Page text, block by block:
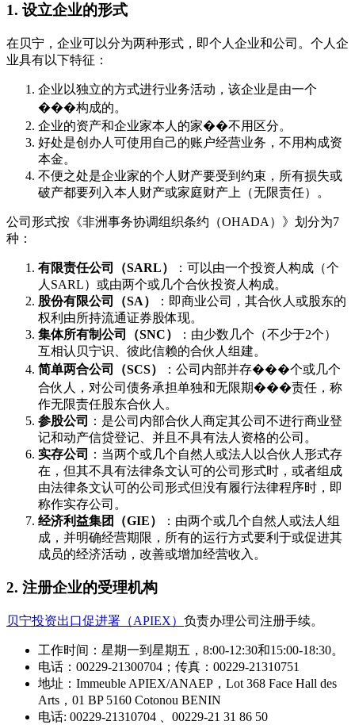
1. 设立企业的形式
在贝宁，企业可以分为两种形式，即个人企业和公司。个人企
业具有以下特征：
企业以独立的方式进行业务活动，该企业是由一个
���构成的。
企业的资产和企业家本人的家��不用区分。
好处是创办人可使用自己的账户经营业务，不用构成资
本金。
不便之处是企业家的个人财产要受到约束，所有损失或
破产都要列入本人财产或家庭财产上（无限责任）。
公司形式按《非洲事务协调组织条约（OHADA）》划分为7
种：
有限责任公司（SARL）
：可以由一个投资人构成（个
人SARL）或由两个或几个合伙投资人构成。
股份有限公司（SA）
：即商业公司，其合伙人或股东的
权利由所持流通证券股体现。
集体所有制公司（SNC）
：由少数几个（不少于2个）
互相认贝宁识、彼此信赖的合伙人组建。
简单两合公司（SCS）
：公司内部并存���个或几个
合伙人，对公司债务承担单独和无限期���责任，称
作无限责任股东合伙人。
参股公司
：是公司内部合伙人商定其公司不进行商业登
记和动产信贷登记、并且不具有法人资格的公司。
实存公司
：当两个或几个自然人或法人以合伙人形式存
在，但其不具有法律条文认可的公司形式时，或者组成
由法律条文认可的公司形式但没有履行法律程序时，即
称作实存公司。
经济利益集团（GIE）
：由两个或几个自然人或法人组
成，并明确经营期限，所有的运行方式要利于或促进其
成员的经济活动，改善或增加经营收入。
2. 注册企业的受理机构
贝宁投资出口促进署（APIEX） 负责办理公司注册手续。
工作时间：星期一到星期五，8:00-12:30和15:00-18:30。
电话：00229-21300704；传真：00229-21310751
地址：Immeuble APIEX/ANAEP，Lot 368 Face Hall des
Arts，01 BP 5160 Cotonou BENIN
电话: 00229-21310704 、00229-21 31 86 50